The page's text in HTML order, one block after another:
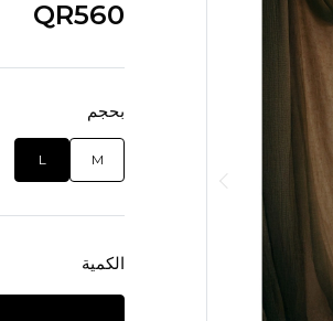
QR560
بحجم
M
L
الكمية